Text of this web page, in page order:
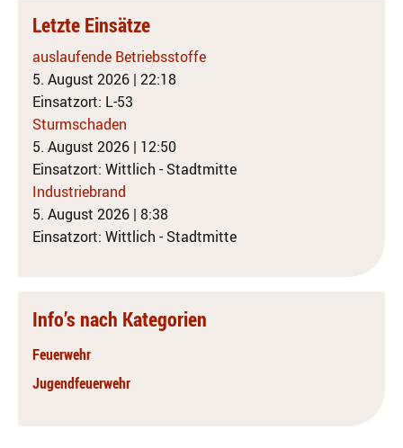
Letzte Einsätze
auslaufende Betriebsstoffe
5. August 2026 | 22:18
Einsatzort: L-53
Sturmschaden
5. August 2026 | 12:50
Einsatzort: Wittlich - Stadtmitte
Industriebrand
5. August 2026 | 8:38
Einsatzort: Wittlich - Stadtmitte
Info’s nach Kategorien
Feuerwehr
Jugendfeuerwehr